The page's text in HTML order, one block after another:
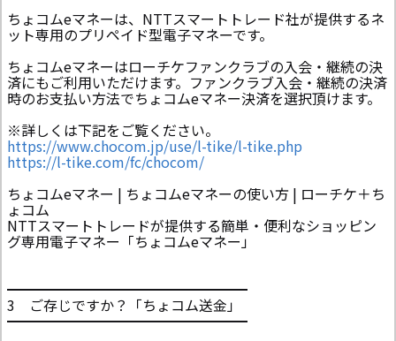
ちょコムeマネーは、NTTスマートトレード社が提供するネ
ット専用のプリペイド型電子マネーです。
ちょコムeマネーはローチケファンクラブの入会・継続の決
済にもご利用いただけます。ファンクラブ入会・継続の決済
時のお支払い方法でちょコムeマネー決済を選択頂けます。
※詳しくは下記をご覧ください。
https://www.chocom.jp/use/l-tike/l-tike.php
https://l-tike.com/fc/chocom/
ちょコムeマネー | ちょコムeマネーの使い方 | ローチケ＋ち
ょコム
NTTスマートトレードが提供する簡単・便利なショッピン
グ専用電子マネー「ちょコムeマネー」
━━━━━━━━━━━━━━━━━
3 ご存じですか？「ちょコム送金」
━━━━━━━━━━━━━━━━━